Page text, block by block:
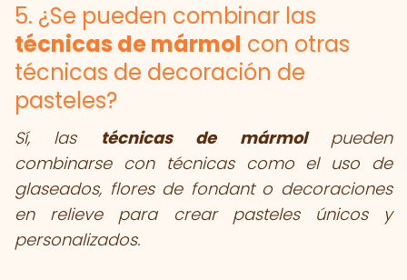
5. ¿Se pueden combinar las
técnicas de mármol con otras
técnicas de decoración de
pasteles?
Sí, las técnicas de mármolpueden
combinarse con técnicas como el uso de
glaseados, flores de fondant o decoraciones
en relieve para crear pasteles únicos y
personalizados.